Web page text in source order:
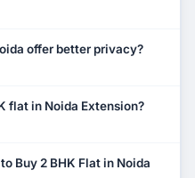
offer better privacy?
flat in Noida Extension?
Buy 2 BHK Flat in Noida